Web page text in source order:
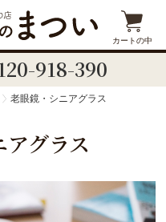
カートの中
918-390
老眼鏡・シニアグラス
グラス